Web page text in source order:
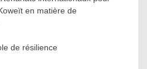
en matière de
de résilience